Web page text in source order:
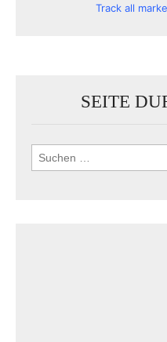
Track all
SEITE
Suchen
nach: